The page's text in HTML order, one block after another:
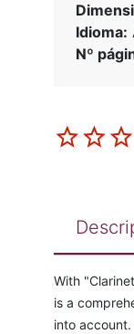
Idioma:
Nº
With
is a
into